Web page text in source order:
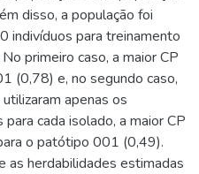
disso, a população foi
indivíduos para treinamento
primeiro caso, a maior CP
(0,78) e, no segundo caso,
apenas os
cada isolado, a maior CP
o patótipo 001 (0,49).
as herdabilidades estimadas